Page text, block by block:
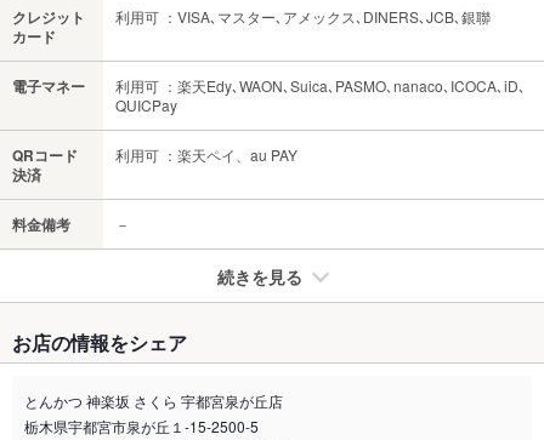
クレジット
カード
利用可 ：VISA､マスター､アメックス､DINERS､JCB､銀聯
電子マネー
利用可 ：楽天Edy､WAON､Suica､PASMO､nanaco､ICOCA､iD､
QUICPay
QRコード
決済
利用可 ：楽天ペイ、au PAY
料金備考 －
続きを見る
禁煙・喫煙 全席禁煙
喫煙専用室 なし
お店の情報をシェア
とんかつ 神楽坂 さくら 宇都宮泉が丘店
栃木県宇都宮市泉が丘１-15-2500-5